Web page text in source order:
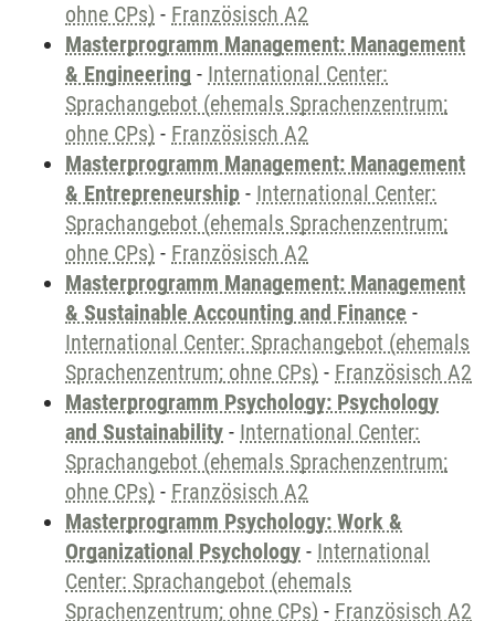
ohne CPs) - Französisch A2
Masterprogramm Management: Management
& Engineering - International Center:
Sprachangebot (ehemals Sprachenzentrum;
ohne CPs) - Französisch A2
Masterprogramm Management: Management
& Entrepreneurship - International Center:
Sprachangebot (ehemals Sprachenzentrum;
ohne CPs) - Französisch A2
Masterprogramm Management: Management
& Sustainable Accounting and Finance -
International Center: Sprachangebot (ehemals
Sprachenzentrum; ohne CPs) - Französisch A2
Masterprogramm Psychology: Psychology
and Sustainability - International Center:
Sprachangebot (ehemals Sprachenzentrum;
ohne CPs) - Französisch A2
Masterprogramm Psychology: Work &
Organizational Psychology - International
Center: Sprachangebot (ehemals
Sprachenzentrum; ohne CPs) - Französisch A2